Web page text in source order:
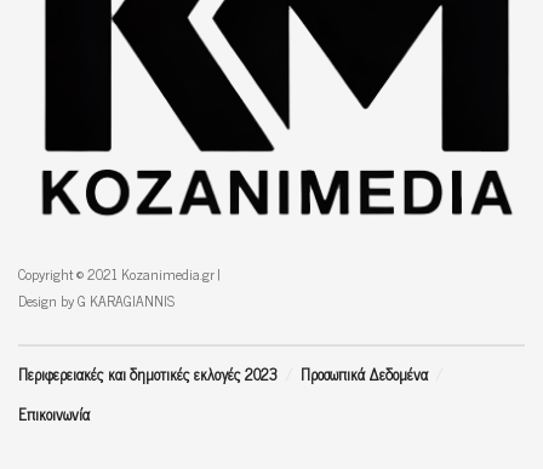
Copyright © 2021 Kozanimedia.gr |
Design by G KARAGIANNIS
Περιφερειακές και δημοτικές εκλογές 2023
Προσωπικά Δεδομένα
Επικοινωνία